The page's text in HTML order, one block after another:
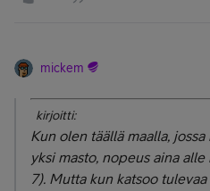
mickem
kirjoitti:
Kun olen täällä maalla,
yksi masto, nopeus aina
7). Mutta kun katsoo